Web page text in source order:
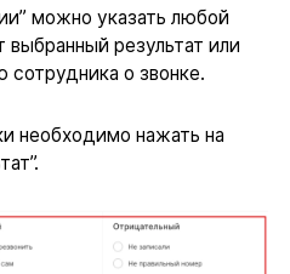
можно указать любой
выбранный результат или
сотрудника о звонке.
необходимо нажать на